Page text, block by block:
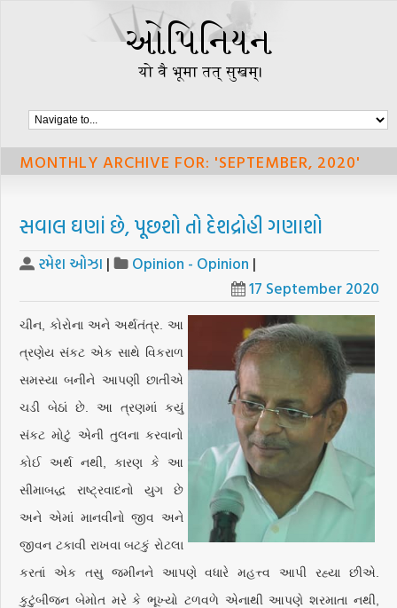
MONTHLY ARCHIVE FOR: 'SEPTEMBER, 2020'
સવાલ ઘણાં છે, પૂછશો તો દેશદ્રોહી ગણાશો
રમેશ ઓઝા | Opinion - Opinion |
17 September 2020
ચીન, કોરોના અને અર્થતંત્ર. આ
ત્રણેય સંકટ એક સાથે વિકરાળ
સમસ્યા બનીને આપણી છાતીએ
ચડી બેઠાં છે. આ ત્રણમાં કયું
સંકટ મોટું એની તુલના કરવાનો
કોઈ અર્થ નથી, કારણ કે આ
સીમાબદ્ધ રાષ્ટ્રવાદનો યુગ છે
અને એમાં માનવીનો જીવ અને
જીવન ટકાવી રાખવા બટકું રોટલા
કરતાં એક તસુ જમીનને આપણે વધારે મહત્ત્વ આપી રહ્યા છીએ.
કુટુંબીજન બેમોત મરે કે ભૂખ્યો ટળવળે એનાથી આપણે શરમાતા નથી,